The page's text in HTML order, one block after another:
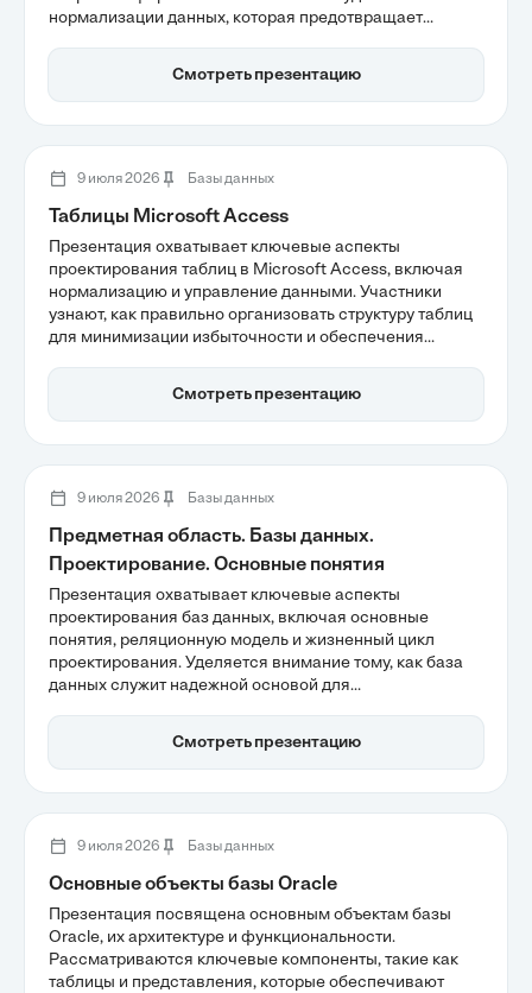
нормализации данных, которая предотвращает
информации. Также рассматриваются стратегии
защиты данных и возможности масштабирования, что
Смотреть презентацию
9 июля 2026 Базы данных
Таблицы Microsoft Access
Презентация охватывает ключевые аспекты
проектирования таблиц в Microsoft Access, включая
нормализацию и управление данными. Участники
узнают, как правильно организовать структуру таблиц
для минимизации избыточности и обеспечения
данных для повышения производительности системы.
Эти знания помогут в создании надежных баз данных,
Смотреть презентацию
9 июля 2026 Базы данных
Предметная область. Базы данных.
Проектирование. Основные понятия
Презентация охватывает ключевые аспекты
проектирования баз данных, включая основные
понятия, реляционную модель и жизненный цикл
проектирования. Уделяется внимание тому, как база
данных служит надежной основой для
нормализации, которые помогают минимизировать
риски потери данных. Рассматриваются и
Смотреть презентацию
9 июля 2026 Базы данных
Основные объекты базы Oracle
Презентация посвящена основным объектам базы
Oracle, их архитектуре и функциональности.
Рассматриваются ключевые компоненты, такие как
таблицы и представления, которые обеспечивают